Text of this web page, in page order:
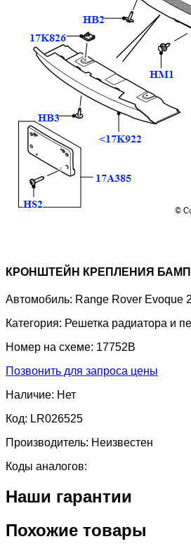
КРОНШТЕЙН КРЕПЛЕНИЯ
Автомобиль: Range Rover Evoque
Категория: Решетка радиатора и
Номер на схеме: 17752B
Позвонить для запроса цены
Наличие: Нет
Код: LR026525
Производитель: Неизвестен
Коды аналогов:
Наши гарантии
Похожие товары